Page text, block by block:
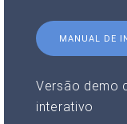
MANUAL DE
Versão demo
interativo